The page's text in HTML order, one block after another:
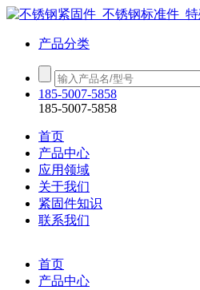
产品分类
185-5007-5858
185-5007-5858
首页
产品中心
应用领域
关于我们
紧固件知识
联系我们
首页
产品中心